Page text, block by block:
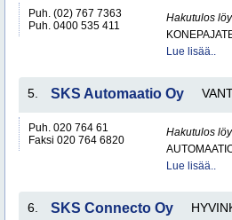
Puh. (02) 767 7363
Puh. 0400 535 411
Hakutulos
Lue lisää..
5. SKS Automaatio Oy
Puh. 020 764 61
Faksi 020 764 6820
Hakutulos
Lue lisää..
6. SKS Connecto Oy